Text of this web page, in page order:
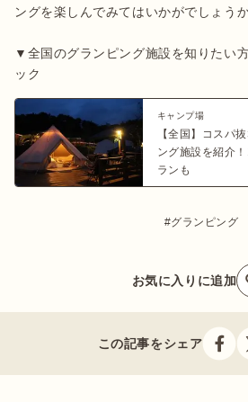
ングを楽しんでみてはいかがでしょうか
▼全国のグランピング施設を知りたい
ック
キャンプ場
【全国】コスパ
ング施設を紹介
ランも
グランピング
お気に入りに追加
この記事をシェア